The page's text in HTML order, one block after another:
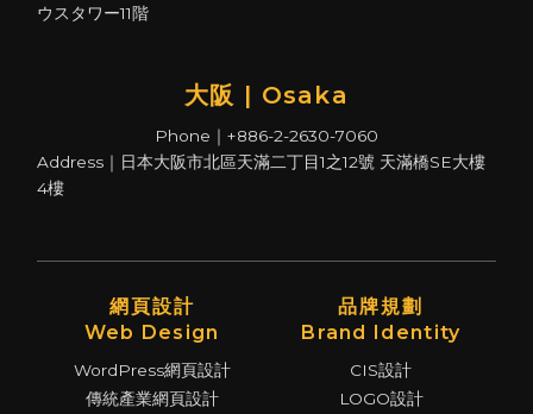
ウスタワー11階
大阪 | Osaka
Phone｜+886-2-2630-7060
Address｜日本大阪市北區天滿二丁目1之12號 天滿橋SE大樓
4樓
網頁設計
Web Design
WordPress網頁設計
傳統產業網頁設計
品牌規劃
Brand Identity
CIS設計
LOGO設計